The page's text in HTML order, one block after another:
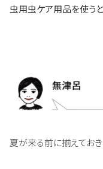
虫用虫ケア用品を使うと
夏が来る前に揃えておき